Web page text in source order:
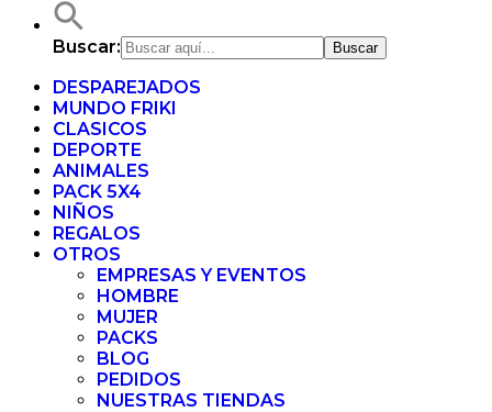
Buscar:
DESPAREJADOS
MUNDO FRIKI
CLASICOS
DEPORTE
ANIMALES
PACK 5X4
NIÑOS
REGALOS
OTROS
EMPRESAS Y EVENTOS
HOMBRE
MUJER
PACKS
BLOG
PEDIDOS
NUESTRAS TIENDAS